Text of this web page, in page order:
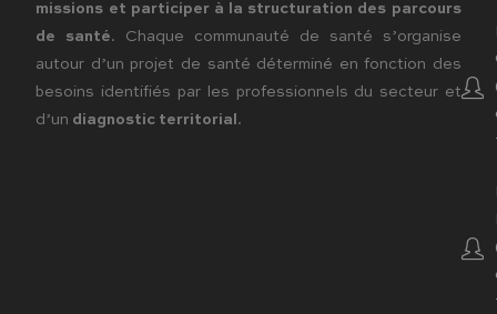
missions et participer à la structuration des parcours
de santé. Chaque communauté de santé s’organise
autour d’un projet de santé déterminé en fonction des
besoins identifiés par les professionnels du secteur et
d’un diagnostic territorial .